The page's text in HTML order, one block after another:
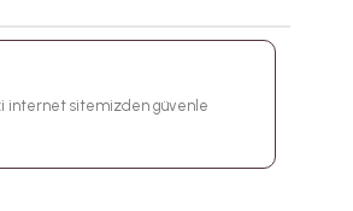
internet sitemizden güvenle